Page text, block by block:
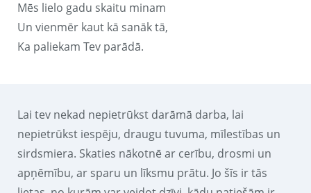
Mēs lielo gadu skaitu minam
Un vienmēr kaut kā sanāk tā,
Ka paliekam Tev parādā.
Lai tev nekad nepietrūkst darāmā darba, lai
nepietrūkst iespēju, draugu tuvuma, mīlestības un
sirdsmiera. Skaties nākotnē ar cerību, drosmi un
apņēmību, ar sparu un līksmu prātu. Jo šīs ir tās